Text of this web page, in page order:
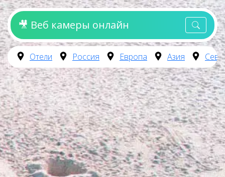
🎥 Веб камеры онлайн
Отели Россия Европа Азия